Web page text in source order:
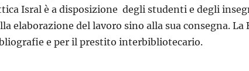
Isral è a disposizione degli studenti e degli
elaborazione del lavoro sino alla sua consegna. La
e per il prestito interbibliotecario.